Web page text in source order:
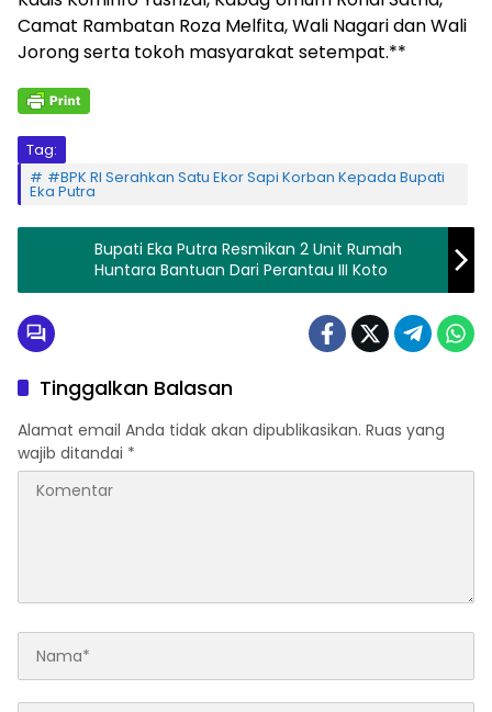
Camat Rambatan Roza Melfita, Wali Nagari dan Wali
Jorong serta tokoh masyarakat setempat.**
Tag:
#BPK RI Serahkan Satu Ekor Sapi Korban Kepada Bupati
Eka Putra
Bupati Eka Putra Resmikan 2 Unit Rumah
Huntara Bantuan Dari Perantau III Koto
Tinggalkan Balasan
Alamat email Anda tidak akan dipublikasikan. Ruas yang
wajib ditandai *